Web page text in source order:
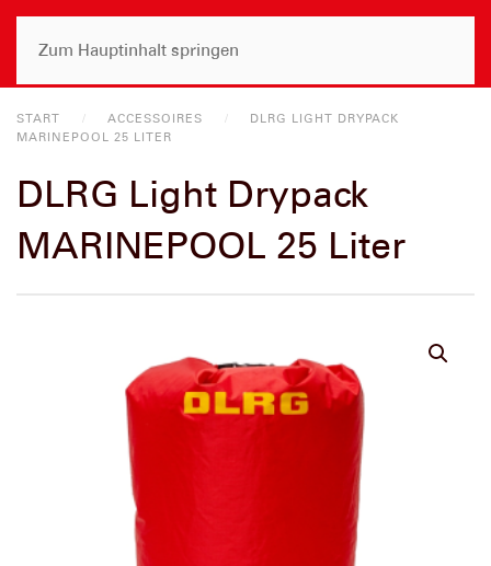
Zum Hauptinhalt springen
START ACCESSOIRES
DLRG LIGHT DRYPACK
MARINEPOOL 25 LITER
DLRG Light Drypack
MARINEPOOL 25 Liter